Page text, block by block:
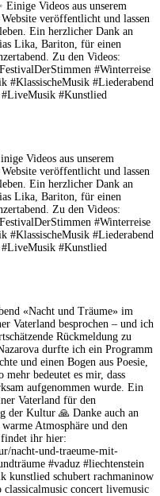
Videos aus unserem
veröffentlicht und lassen
Ein herzlicher Dank an
Lika, Bariton, für einen
Zu den Videos:
#Winterreise
#KlassischeMusik #Liederabend
#Kunstlied